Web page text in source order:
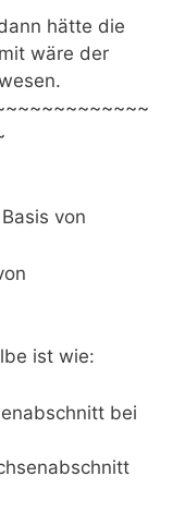
hätte die
wäre der
von
ist wie:
bei